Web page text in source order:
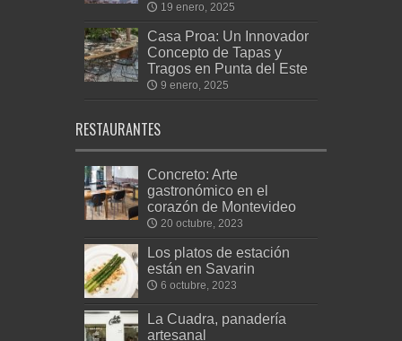
19 enero, 2025
Casa Proa: Un Innovador
Concepto de Tapas y
Tragos en Punta del Este
9 enero, 2025
RESTAURANTES
Concreto: Arte
gastronómico en el
corazón de Montevideo
20 octubre, 2023
Los platos de estación
están en Savarin
6 octubre, 2023
La Cuadra, panadería
artesanal